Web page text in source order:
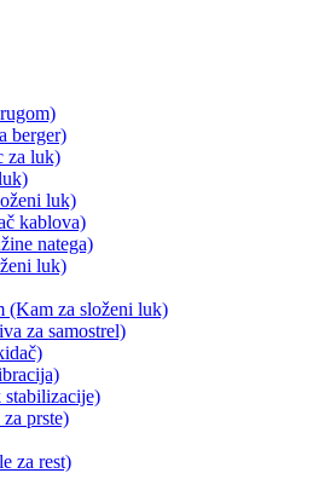
berger)
za luk)
luk)
kablova)
natega)
luk)
(Kam za složeni luk)
za samostrel)
stabilizacije)
prste)
za rest)